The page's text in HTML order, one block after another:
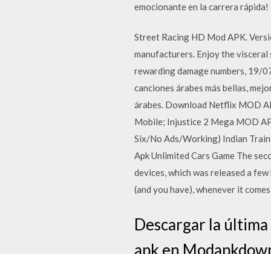
emocionante en la carrera rápida!
Street Racing HD Mod APK.
manufacturers. Enjoy the
rewarding damage numbers, 19/
canciones árabes más bellas,
árabes. Download Netflix MOD
Mobile; Injustice 2 Mega MOD
Six/No Ads/Working) Indian
Apk Unlimited Cars Game The
devices, which was released a
(and you have), whenever it
Descargar la
apk en